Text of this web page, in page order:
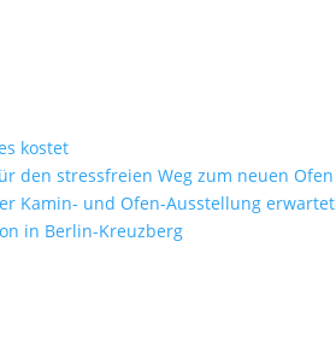
kostet
den stressfreien Weg zum neuen Ofen
Kamin- und Ofen-Ausstellung erwartet
in Berlin-Kreuzberg